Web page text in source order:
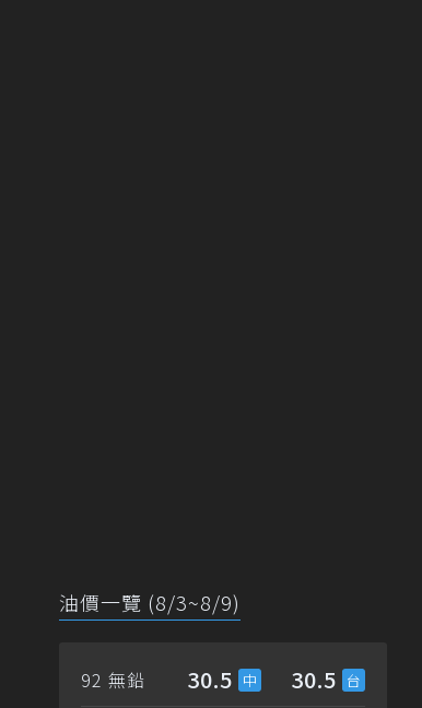
油價一覽 (8/3~8/9)
92 無鉛 30.5 30.5